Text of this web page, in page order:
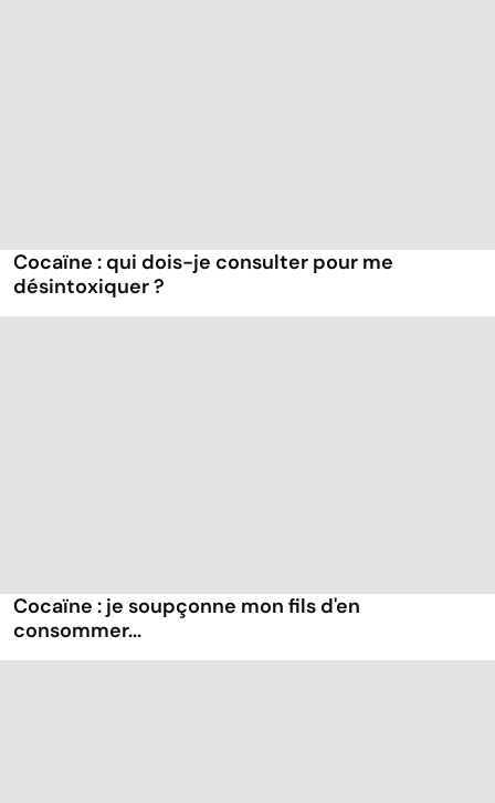
Cocaïne : qui dois-je consulter pour me
désintoxiquer ?
Cocaïne : je soupçonne mon fils d'en
consommer...